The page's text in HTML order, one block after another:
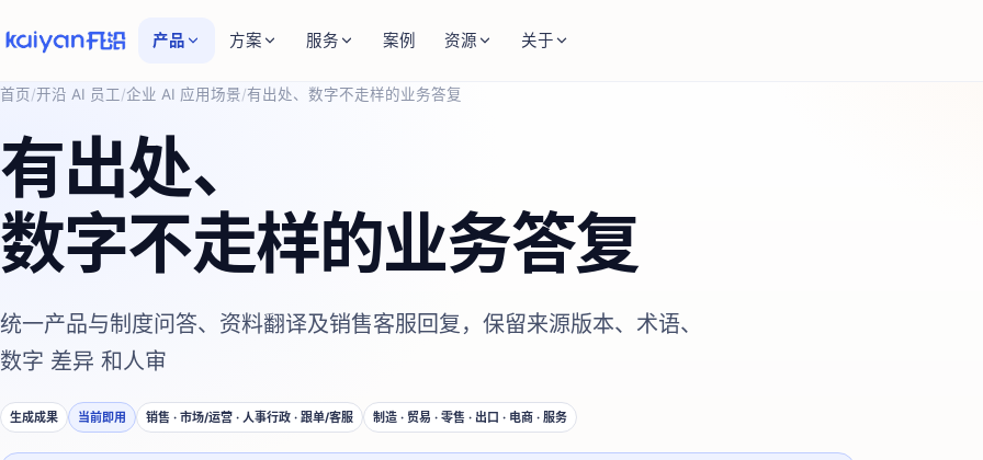
产品 方案 服务 案例 资源 关于
首页/开沿 AI 员工/企业 AI 应用场景/有出处、数字不走样的业务答复
有出处、
数字不走样的业务答复
统一产品与制度问答、资料翻译及销售客服回复，保留来源版本、术语、
数字 差异 和人审
生成成果 当前即用 销售 · 市场/运营 · 人事行政 · 跟单/客服 制造 · 贸易 · 零售 · 出口 · 电商 · 服务